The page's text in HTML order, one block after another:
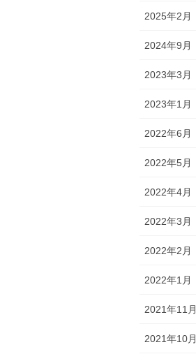
2025年2月
2024年9月
2023年3月
2023年1月
2022年6月
2022年5月
2022年4月
2022年3月
2022年2月
2022年1月
2021年11月
2021年10月